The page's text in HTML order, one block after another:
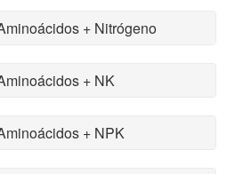
+ Nitrógeno
+ NK
+ NPK